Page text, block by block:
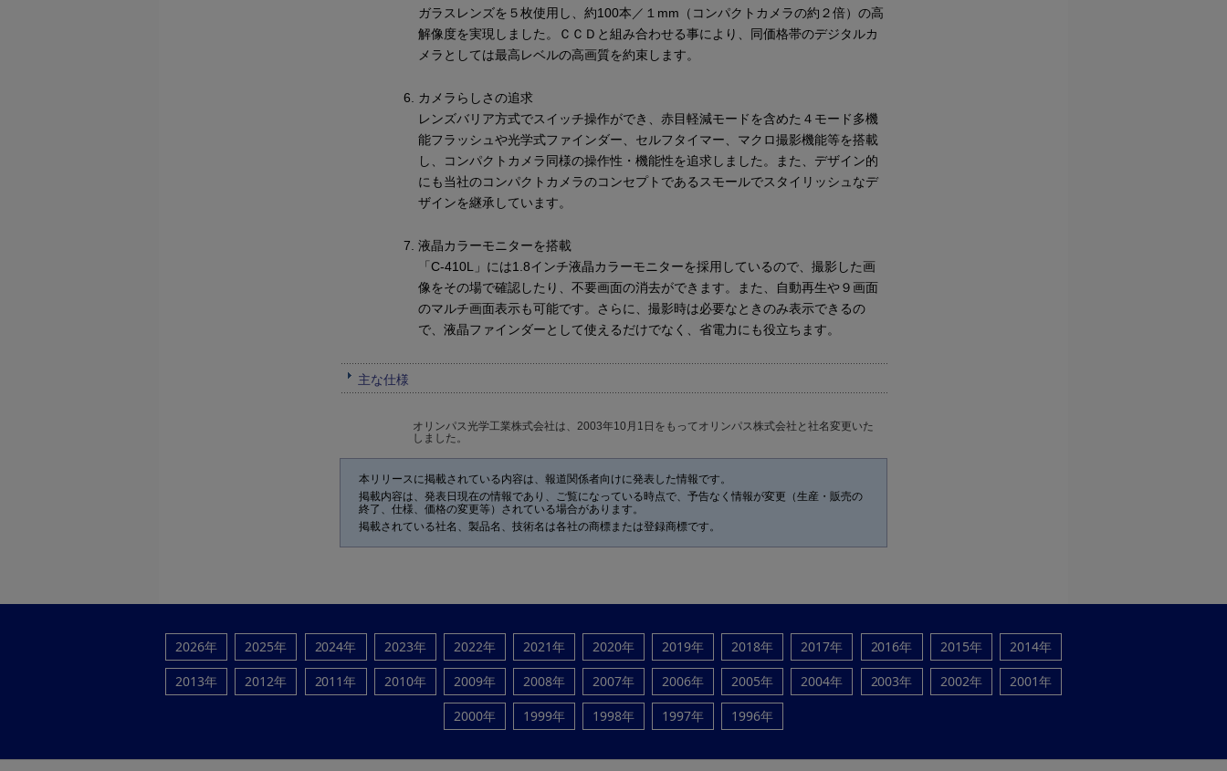
ガラスレンズを５枚使用し、約100本／１mm（コンパクトカメラの約２倍）の高
解像度を実現しました。ＣＣＤと組み合わせる事により、同価格帯のデジタルカ
メラとしては最高レベルの高画質を約束します。
カメラらしさの追求
レンズバリア方式でスイッチ操作ができ、赤目軽減モードを含めた４モード多機
能フラッシュや光学式ファインダー、セルフタイマー、マクロ撮影機能等を搭載
し、コンパクトカメラ同様の操作性・機能性を追求しました。また、デザイン的
にも当社のコンパクトカメラのコンセプトであるスモールでスタイリッシュなデ
ザインを継承しています。
液晶カラーモニターを搭載
「C-410L」には1.8インチ液晶カラーモニターを採用しているので、撮影した画
像をその場で確認したり、不要画面の消去ができます。また、自動再生や９画面
のマルチ画面表示も可能です。さらに、撮影時は必要なときのみ表示できるの
で、液晶ファインダーとして使えるだけでなく、省電力にも役立ちます。
主な仕様
オリンパス光学工業株式会社は、2003年10月1日をもってオリンパス株式会社と社名変更いた
しました。
本リリースに掲載されている内容は、報道関係者向けに発表した情報です。
掲載内容は、発表日現在の情報であり、ご覧になっている時点で、予告なく情報が変更（生産・販売の
終了、仕様、価格の変更等）されている場合があります。
掲載されている社名、製品名、技術名は各社の商標または登録商標です。
2026年 2025年 2024年 2023年 2022年 2021年 2020年 2019年 2018年 2017年 2016年 2015年
2014年
2013年
2012年 2011年 2010年 2009年 2008年 2007年 2006年 2005年 2004年 2003年 2002年
2001年
2000年
1999年 1998年 1997年 1996年